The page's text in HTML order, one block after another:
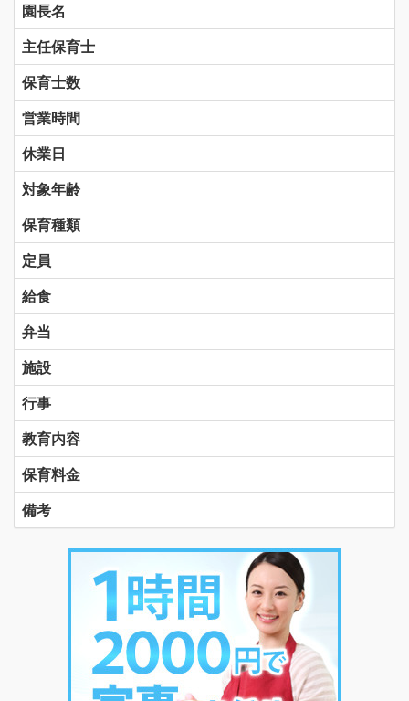
園長名
主任保育士
保育士数
営業時間
休業日
対象年齢
保育種類
定員
給食
弁当
施設
行事
教育内容
保育料金
備考